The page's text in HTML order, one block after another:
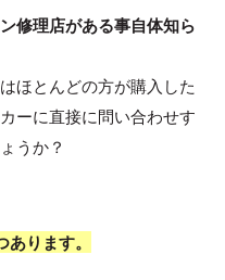
修理店がある事自体知ら
ほとんどの方が購入した
ーに直接に問い合わせす
うか？
ります。